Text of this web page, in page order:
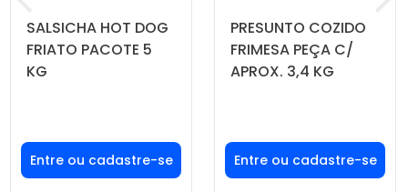
SALSICHA HOT DOG
FRIATO PACOTE 5
KG
Faça seu login ou
cadastre-se para
ver preços e
PRESUNTO COZIDO
FRIMESA PEÇA C/
APROX. 3,4 KG
Faça seu login ou
cadastre-se para
ver preços e